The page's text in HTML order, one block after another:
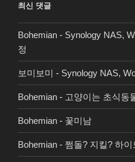
최신 댓글
Bohemian - Synology NAS,
정
보미보미 - Synology NAS,
Bohemian - 고양이는 초식동
Bohemian - 꽃미남
Bohemian - 쩜돌? 지킬? 하이